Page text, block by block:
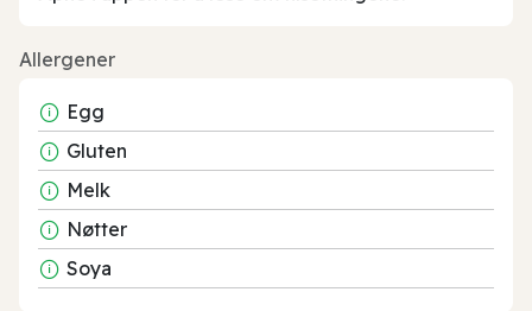
Allergener
Egg
Gluten
Melk
Nøtter
Soya